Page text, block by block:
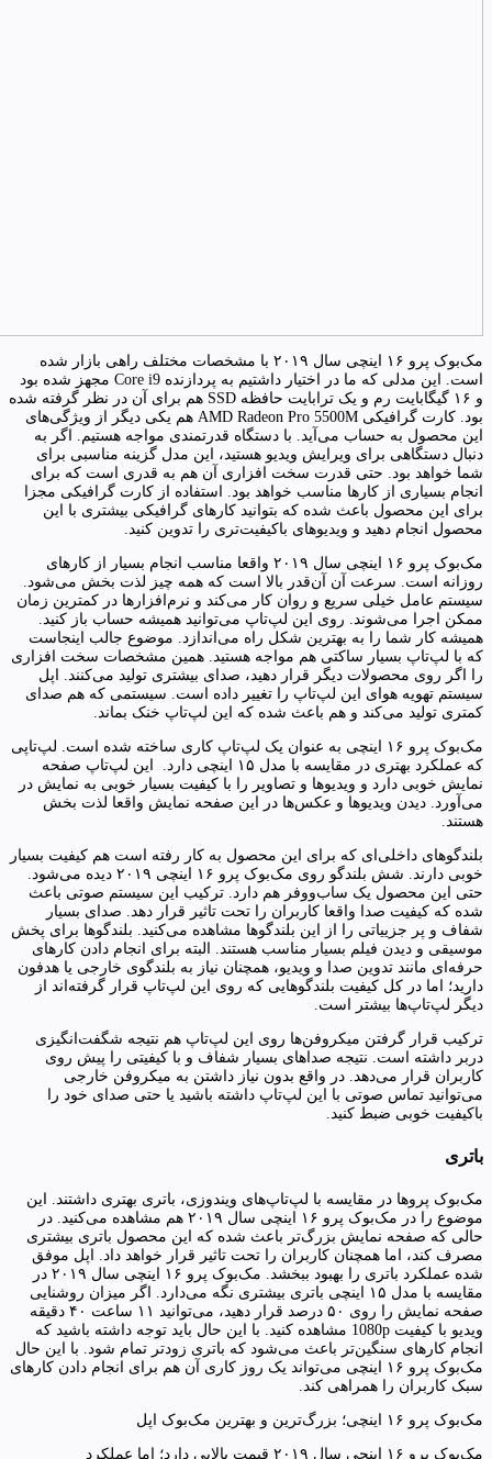
مک‌بوک پرو ۱۶ اینچی سال ۲۰۱۹ با مشخصات مختلف راهی بازار شده
است. این مدلی که ما در اختیار داشتیم به پردازنده Core i9 مجهز شده بود
و ۱۶ گیگابایت رم و یک ترابایت حافظه SSD هم برای آن در نظر گرفته شده
بود. کارت گرافیکی AMD Radeon Pro 5500M هم یکی دیگر از ویژگی‌های
این محصول به حساب می‌آید. با دستگاه قدرتمندی مواجه هستیم. اگر به
دنبال دستگاهی برای ویرایش ویدیو هستید، این مدل گزینه مناسبی برای
شما خواهد بود. حتی قدرت سخت افزاری آن هم به قدری است که برای
انجام بسیاری از کارها مناسب خواهد بود. استفاده از کارت گرافیکی مجزا
برای این محصول باعث شده که بتوانید کارهای گرافیکی بیشتری با این
محصول انجام دهید و ویدیوهای باکیفیت‌تری را تدوین کنید.
مک‌بوک پرو ۱۶ اینچی سال ۲۰۱۹ واقعا مناسب انجام بسیار از کارهای
روزانه است. سرعت آن آن‌قدر بالا است که همه چیز لذت بخش می‌شود.
سیستم عامل خیلی سریع و روان کار می‌کند و نرم‌افزارها در کمترین زمان
ممکن اجرا می‌شوند. روی این لپ‌تاپ می‌توانید همیشه حساب باز کنید.
همیشه کار شما را به بهترین شکل راه می‌اندازد. موضوع جالب اینجاست
که با لپ‌تاپ بسیار ساکتی هم مواجه هستید. همین مشخصات سخت افزاری
را اگر روی محصولات دیگر قرار دهید، صدای بیشتری تولید می‌کنند. اپل
سیستم تهویه هوای این لپ‌تاپ را تغییر داده است. سیستمی که هم صدای
کمتری تولید می‌کند و هم باعث شده که این لپ‌تاپ خنک بماند.
مک‌بوک پرو ۱۶ اینچی به عنوان یک لپ‌تاپ کاری ساخته شده است. لپ‌تاپی
که عملکرد بهتری در مقایسه با مدل ۱۵ اینچی دارد. این لپ‌تاپ صفحه
نمایش خوبی دارد و ویدیوها و تصاویر را با کیفیت بسیار خوبی به نمایش در
می‌آورد. دیدن ویدیوها و عکس‌ها در این صفحه نمایش واقعا لذت بخش
هستند.
بلندگوهای داخلی‌ای که برای این محصول به کار رفته است هم کیفیت بسیار
خوبی دارند. شش بلندگو روی مک‌بوک پرو ۱۶ اینچی ۲۰۱۹ دیده می‌شود.
حتی این محصول یک ساب‌ووفر هم دارد. ترکیب این سیستم صوتی باعث
شده که کیفیت صدا واقعا کاربران را تحت تاثیر قرار دهد. صدای بسیار
شفاف و پر جزییاتی را از این بلندگوها مشاهده می‌کنید. بلندگوها برای پخش
موسیقی و دیدن فیلم بسیار مناسب هستند. البته برای انجام دادن کارهای
حرفه‌ای مانند تدوین صدا و ویدیو، همچنان نیاز به بلندگوی خارجی یا هدفون
دارید؛ اما در کل کیفیت بلندگوهایی که روی این لپ‌تاپ قرار گرفته‌اند از
دیگر لپ‌تاپ‌ها بیشتر است.
ترکیب قرار گرفتن میکروفن‌ها روی این لپ‌تاپ هم نتیجه شگفت‌انگیزی
دربر داشته است. نتیجه صداهای بسیار شفاف و با کیفیتی را پیش روی
کاربران قرار می‌دهد. در واقع بدون نیاز داشتن به میکروفن خارجی
می‌توانید تماس صوتی با این لپ‌تاپ داشته باشید یا حتی صدای خود را
باکیفیت خوبی ضبط کنید.
باتری
مک‌بوک پروها در مقایسه با لپ‌تاپ‌های ویندوزی، باتری بهتری داشتند. این
موضوع را در مک‌بوک پرو ۱۶ اینچی سال ۲۰۱۹ هم مشاهده می‌کنید. در
حالی که صفحه نمایش بزرگ‌تر باعث شده که این محصول باتری بیشتری
مصرف کند، اما همچنان کاربران را تحت تاثیر قرار خواهد داد. اپل موفق
شده عملکرد باتری را بهبود ببخشد. مک‌بوک پرو ۱۶ اینچی سال ۲۰۱۹ در
مقایسه با مدل ۱۵ اینچی باتری بیشتری نگه می‌دارد. اگر میزان روشنایی
صفحه نمایش را روی ۵۰ درصد قرار دهید، می‌توانید ۱۱ ساعت ۴۰ دقیقه
ویدیو با کیفیت 1080p مشاهده ‌کنید. با این حال باید توجه داشته باشید که
انجام کارهای سنگین‌تر باعث می‌شود که باتری زودتر تمام شود. با این حال
مک‌بوک پرو ۱۶ اینچی می‌تواند یک روز کاری آن هم برای انجام دادن کارهای
سبک کاربران را همراهی کند.
مک‌بوک پرو ۱۶ اینچی؛ بزرگ‌ترین و بهترین مک‌بوک اپل
مک‌بوک پرو ۱۶ اینچی سال ۲۰۱۹ قیمت بالایی دارد؛ اما عملکرد